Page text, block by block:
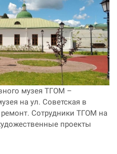
музея ТГОМ –
на ул. Советская в
Сотрудники ТГОМ на
проекты